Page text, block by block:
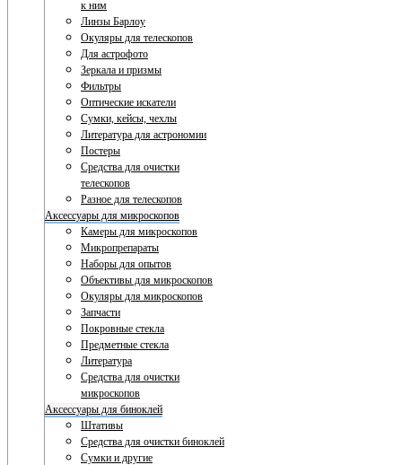
к ним
Линзы Барлоу
Окуляры для телескопов
Для астрофото
Зеркала и призмы
Фильтры
Оптические искатели
Сумки, кейсы, чехлы
Литература для астрономии
Постеры
Средства для очистки
телескопов
Разное для телескопов
Аксессуары для микроскопов
Камеры для микроскопов
Микропрепараты
Наборы для опытов
Объективы для микроскопов
Окуляры для микроскопов
Запчасти
Покровные стекла
Предметные стекла
Литература
Средства для очистки
микроскопов
Аксессуары для биноклей
Штативы
Средства для очистки биноклей
Сумки и другие